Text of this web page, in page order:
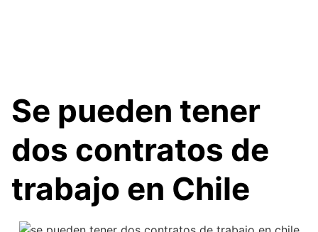
Se pueden tener
dos contratos de
trabajo en Chile